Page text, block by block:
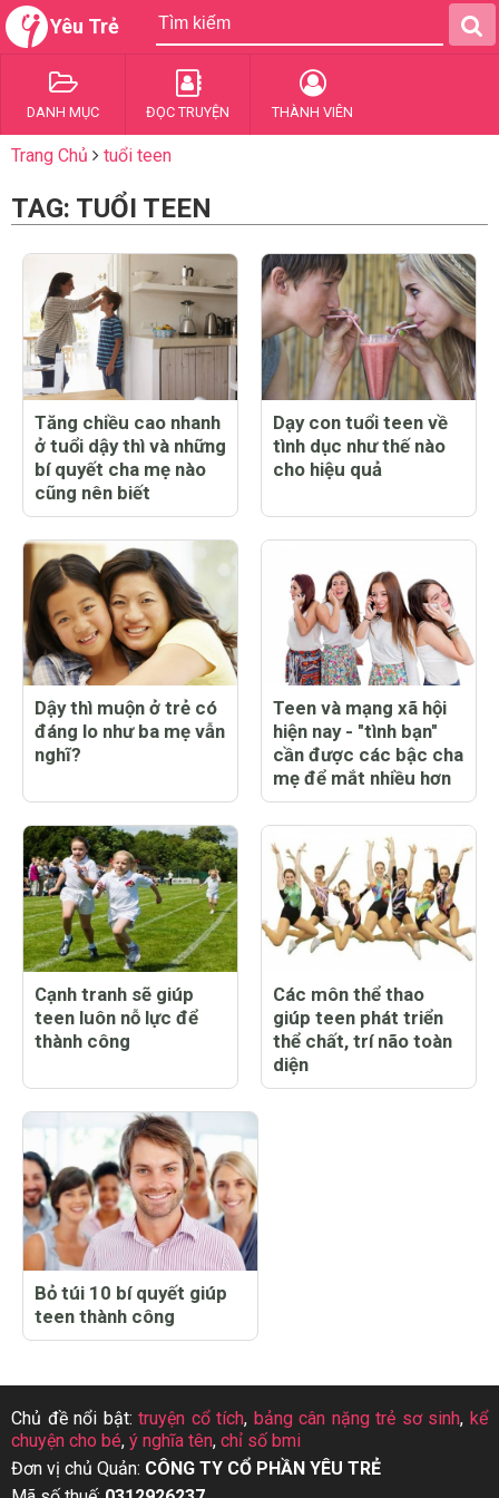
Yêu Trẻ
DANH MỤC ĐỌC TRUYỆN THÀNH VIÊN
Trang Chủ tuổi teen
TAG: TUỔI TEEN
Tăng chiều cao nhanh
ở tuổi dậy thì và những
bí quyết cha mẹ nào
cũng nên biết
Dạy con tuổi teen về
tình dục như thế nào
cho hiệu quả
Dậy thì muộn ở trẻ có
đáng lo như ba mẹ vẫn
nghĩ?
Teen và mạng xã hội
hiện nay - "tình bạn"
cần được các bậc cha
mẹ để mắt nhiều hơn
Cạnh tranh sẽ giúp
teen luôn nỗ lực để
thành công
Các môn thể thao
giúp teen phát triển
thể chất, trí não toàn
diện
Bỏ túi 10 bí quyết giúp
teen thành công
Chủ đề nổi bật:truyện cổ tích, bảng cân nặng trẻ sơ sinh, kể
chuyện cho bé, ý nghĩa tên, chỉ số bmi
Đơn vị chủ Quản: CÔNG TY CỔ PHẦN YÊU TRẺ